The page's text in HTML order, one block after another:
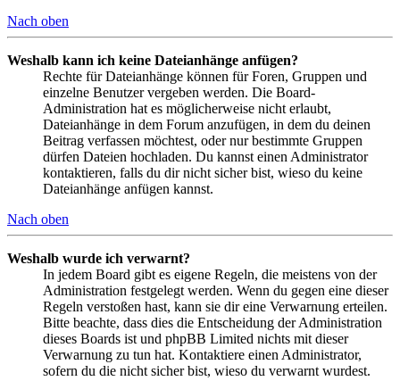
Nach oben
Weshalb kann ich keine Dateianhänge anfügen?
Rechte für Dateianhänge können für Foren, Gruppen und
einzelne Benutzer vergeben werden. Die Board-
Administration hat es möglicherweise nicht erlaubt,
Dateianhänge in dem Forum anzufügen, in dem du deinen
Beitrag verfassen möchtest, oder nur bestimmte Gruppen
dürfen Dateien hochladen. Du kannst einen Administrator
kontaktieren, falls du dir nicht sicher bist, wieso du keine
Dateianhänge anfügen kannst.
Nach oben
Weshalb wurde ich verwarnt?
In jedem Board gibt es eigene Regeln, die meistens von der
Administration festgelegt werden. Wenn du gegen eine dieser
Regeln verstoßen hast, kann sie dir eine Verwarnung erteilen.
Bitte beachte, dass dies die Entscheidung der Administration
dieses Boards ist und phpBB Limited nichts mit dieser
Verwarnung zu tun hat. Kontaktiere einen Administrator,
sofern du die nicht sicher bist, wieso du verwarnt wurdest.